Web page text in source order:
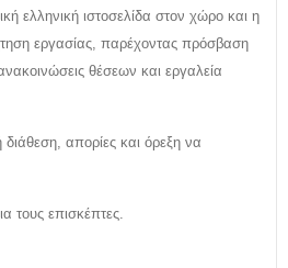
ελληνική ιστοσελίδα στον χώρο και η
εργασίας, παρέχοντας πρόσβαση
θέσεων και εργαλεία
απορίες και όρεξη να
τους επισκέπτες.